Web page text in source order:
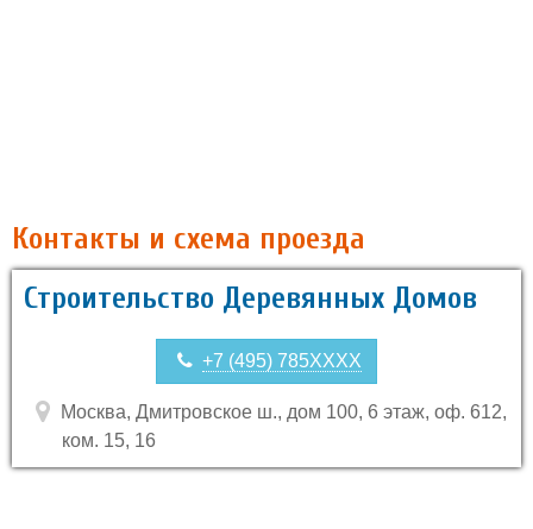
Контакты и схема проезда
Строительство Деревянных Домов
+7 (495) 785XXXX
Москва, Дмитровское ш., дом 100, 6 этаж, оф. 612,
ком. 15, 16